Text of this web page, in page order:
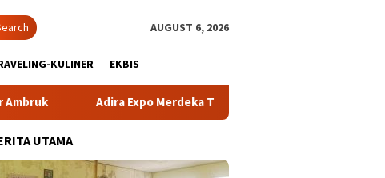
AUGUST 6, 2026
KULINER EKBIS
Adira Expo Merdeka Tawarkan Bunga 1,76 Persen
UTAMA